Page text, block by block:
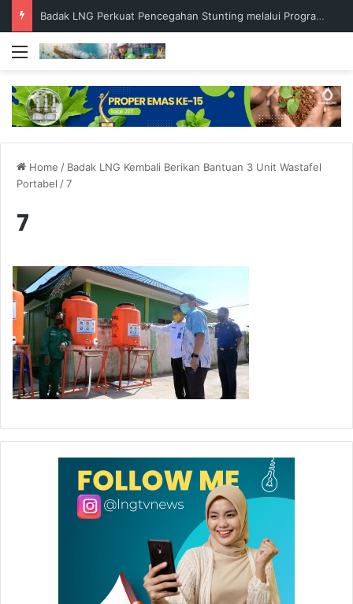
45 SISWA BERPRESTASI TERIMA BEASISWA BESCA 2026
Menu
Home / Badak LNG Kembali Berikan Bantuan 3 Unit Wastafel
Portabel /7
7